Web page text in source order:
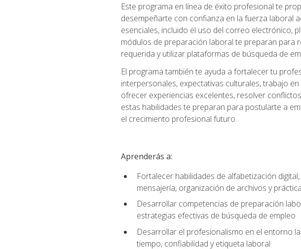
Este programa en línea de éxito profesional te
desempeñarte con confianza en la fuerza laboral
esenciales, incluido el uso del correo electrónico,
módulos de preparación laboral te preparan para
requerida y utilizar plataformas de búsqueda de
El programa también te ayuda a fortalecer tu
interpersonales, expectativas culturales, trabajo
ofrecer experiencias excelentes, resolver
estas habilidades te preparan para postularte a
el crecimiento profesional futuro.
Aprenderás a:
Fortalecer habilidades de alfabetización
mensajería, organización de archivos y
Desarrollar competencias de preparación
estrategias efectivas de búsqueda de empleo
Desarrollar el profesionalismo en el entorno
tiempo, confiabilidad y etiqueta laboral